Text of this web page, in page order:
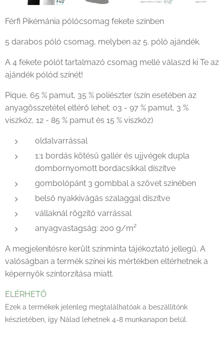
Férfi Pikémánia pólócsomag fekete színben
5 darabos póló csomag, melyben az 5. póló ajándék.
A 4 fekete pólót tartalmazó csomag mellé válaszd ki Te az
ajándék pólód színét!
Pique, 65 % pamut, 35 % poliészter (szín esetében az
anyagösszetétel eltérő lehet: 03 - 97 % pamut, 3 %
viszkóz, 12 - 85 % pamut és 15 % viszkóz)
oldalvarrással
1:1 bordás kötésű gallér és ujjvégek dupla
dombornyomott bordacsíkkal díszítve
gombolópánt 3 gombbal a szövet színében
belső nyakkivágás szalaggal díszítve
vállaknál rögzítő varrással
anyagvastagság: 200 g/m²
A megjelenítésre került színminta tájékoztató jellegű. A
valóságban a termék színei kis mértékben eltérhetnek a
képernyők színtorzítása miatt.
ELÉRHETŐ
Ezek a termékek jelenleg megtalálhatóak a beszállítónk
készletében, így Nálad lehetnek 4-8 munkanapon belül.